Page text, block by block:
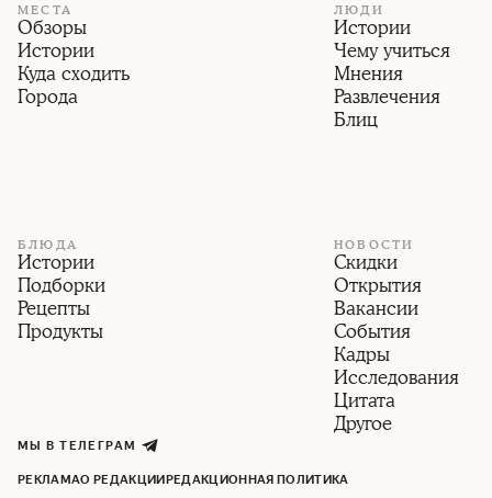
МЕСТА
Обзоры
Истории
Куда сходить
Города
ЛЮДИ
Истории
Чему учиться
Мнения
Развлечения
Блиц
БЛЮДА
Истории
Подборки
Рецепты
Продукты
НОВОСТИ
Скидки
Открытия
Вакансии
События
Кадры
Исследования
Цитата
Другое
МЫ В ТЕЛЕГРАМ
РЕКЛАМАО РЕДАКЦИИРЕДАКЦИОННАЯ ПОЛИТИКА